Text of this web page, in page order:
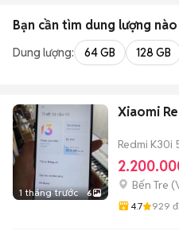
Bạn cần tìm dung lượng
Dung lượng: 64 GB 128 GB
1 tháng trước 6
Xiaomi
Redmi K30i
Bến Tre (
4.7 929